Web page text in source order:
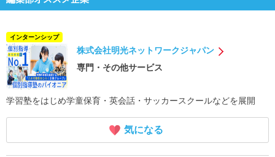
インターンシップ
株式会社明光ネットワークジャパン
専門・その他サービス
学習塾をはじめ学童保育・英会話・サッカースクールなどを展開
気になる